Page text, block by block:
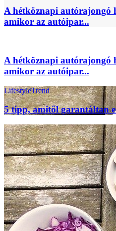
A hétköznapi autórajongó
amikor az autóipar...
A hétköznapi autórajongó
amikor az autóipar...
LifestyleTrend
5 tipp, amitől garantáltan